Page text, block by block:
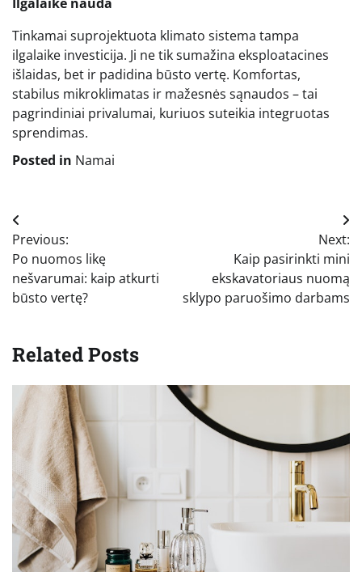
Tinkamai suprojektuota klimato sistema tampa
ilgalaike investicija. Ji ne tik sumažina eksploatacines
išlaidas, bet ir padidina būsto vertę. Komfortas,
stabilus mikroklimatas ir mažesnės sąnaudos – tai
pagrindiniai privalumai, kuriuos suteikia integruotas
sprendimas.
Posted in Namai
Navigacija
tarp
įrašų
Previous:
Po nuomos likę
nešvarumai: kaip atkurti
būsto vertę?
Next:
Kaip pasirinkti mini
ekskavatoriaus nuomą
sklypo paruošimo darbams
Related Posts